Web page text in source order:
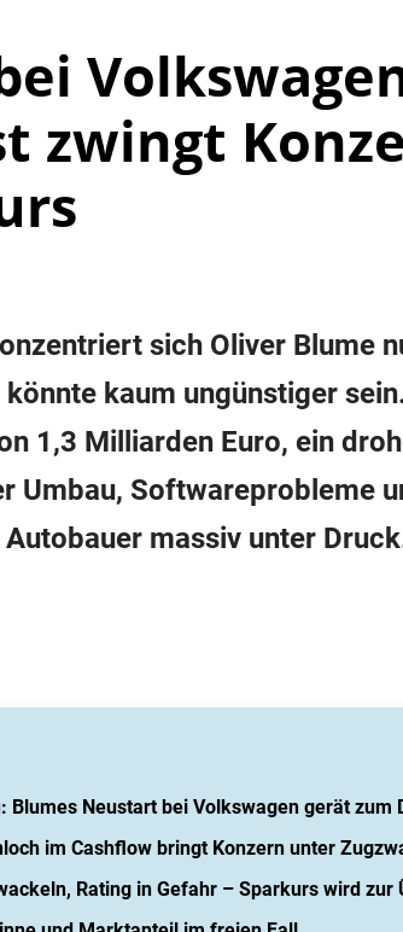
zwingt
sich Oliver Blume
kaum ungünstiger
1,3 Milliarden Euro, ein
Umbau, Softwareprobleme
massiv unter
Neustart bei Volkswagen gerät zum
im Cashflow bringt Konzern unter
Rating in Gefahr – Sparkurs wird zur